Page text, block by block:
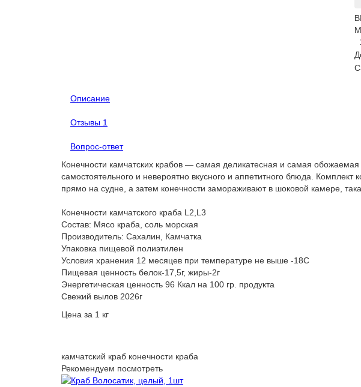
Описание
Отзывы 1
Вопрос-ответ
Конечности камчатских крабов — самая деликатесная и самая
самостоятельного и невероятно вкусного и аппетитного блюда.
прямо на судне, а затем конечности замораживают в шоковой камере,
Конечности камчатского краба L2,L3
Состав: Мясо краба, соль морская
Производитель: Сахалин, Камчатка
Упаковка пищевой полиэтилен
Условия хранения 12 месяцев при температуре не выше -18С
Пищевая ценность белок-17,5г, жиры-2г
Энергетическая ценность 96 Ккал на 100 гр. продукта
Свежий вылов 2026г
Цена за 1 кг
камчатский краб конечности краба
Рекомендуем посмотреть